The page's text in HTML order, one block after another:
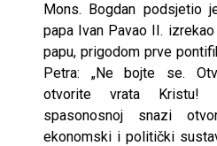
Mons. Bogdan podsjetio
papa Ivan Pavao II.
papu, prigodom prve
Petra: „Ne bojte se.
otvorite vrata Kristu!
spasonosnoj snazi
ekonomski i politički